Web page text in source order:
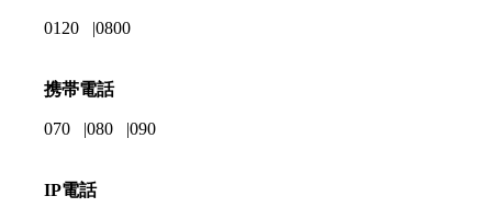
0120 0800
携帯電話
070 080 090
IP電話